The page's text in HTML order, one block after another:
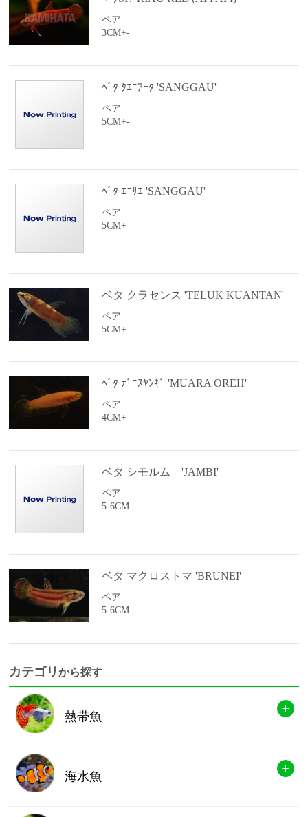
ペア
3CM+-
ﾍﾞﾀ ﾀｴﾆｱｰﾀ 'SANGGAU'
ペア
5CM+-
ﾍﾞﾀ ｴﾆｻｴ 'SANGGAU'
ペア
5CM+-
ベタ クラセンス 'TELUK KUANTAN'
ペア
5CM+-
ﾍﾞﾀ ﾃﾞﾆｽﾔﾝｷﾞ 'MUARA OREH'
ペア
4CM+-
ベタ シモルム 'JAMBI'
ペア
5-6CM
ベタ マクロストマ 'BRUNEI'
ペア
5-6CM
カテゴリから探す
熱帯魚
海水魚